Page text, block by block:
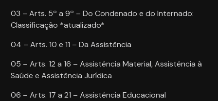
03 – Arts. 5º a 9º – Do Condenado e do Internado:
Classificação *atualizado*
04 – Arts. 10 e 11 – Da Assistência
05 – Arts. 12 a 16 – Assistência Material, Assistência à
Saúde e Assistência Jurídica
06 – Arts. 17 a 21 – Assistência Educacional